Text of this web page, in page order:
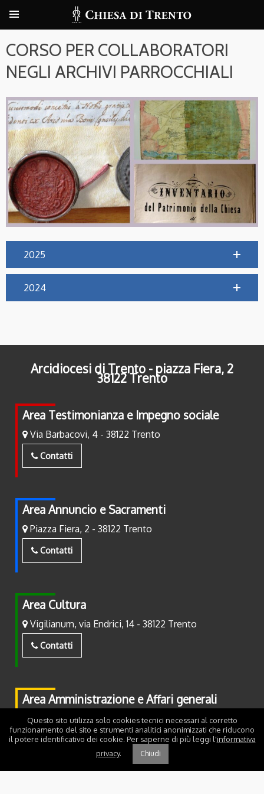
CORSO PER COLLABORATORI
NEGLI ARCHIVI PARROCCHIALI
2025
2024
Arcidiocesi di Trento - piazza Fiera, 2
38122 Trento
Area Testimonianza e Impegno sociale
Via Barbacovi, 4 - 38122 Trento
Contatti
Area Annuncio e Sacramenti
Piazza Fiera, 2 - 38122 Trento
Contatti
Area Cultura
Vigilianum, via Endrici, 14 - 38122 Trento
Contatti
Area Amministrazione e Affari generali
Piazza Fiera, 2 - 38122 Trento
Contatti
Questo sito utilizza solo cookies tecnici necessari al corretto
funzionamento del sito e strumenti analitici anonimizzati che riducono
il potere identificativo dei cookie. Per saperne di più leggi l'informativa
privacy. Chiudi